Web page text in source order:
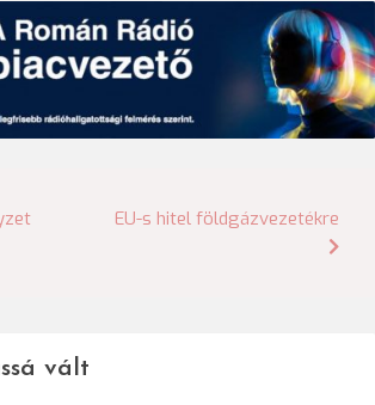
EU-s hitel földgázvezetékre
vált